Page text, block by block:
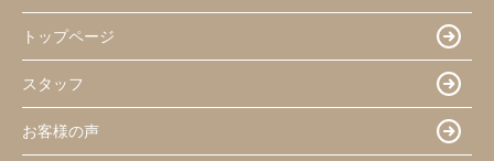
トップページ
スタッフ
お客様の声